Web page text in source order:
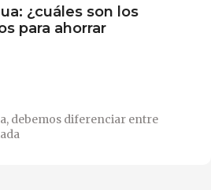
¿cuáles son los
para ahorrar
debemos diferenciar entre